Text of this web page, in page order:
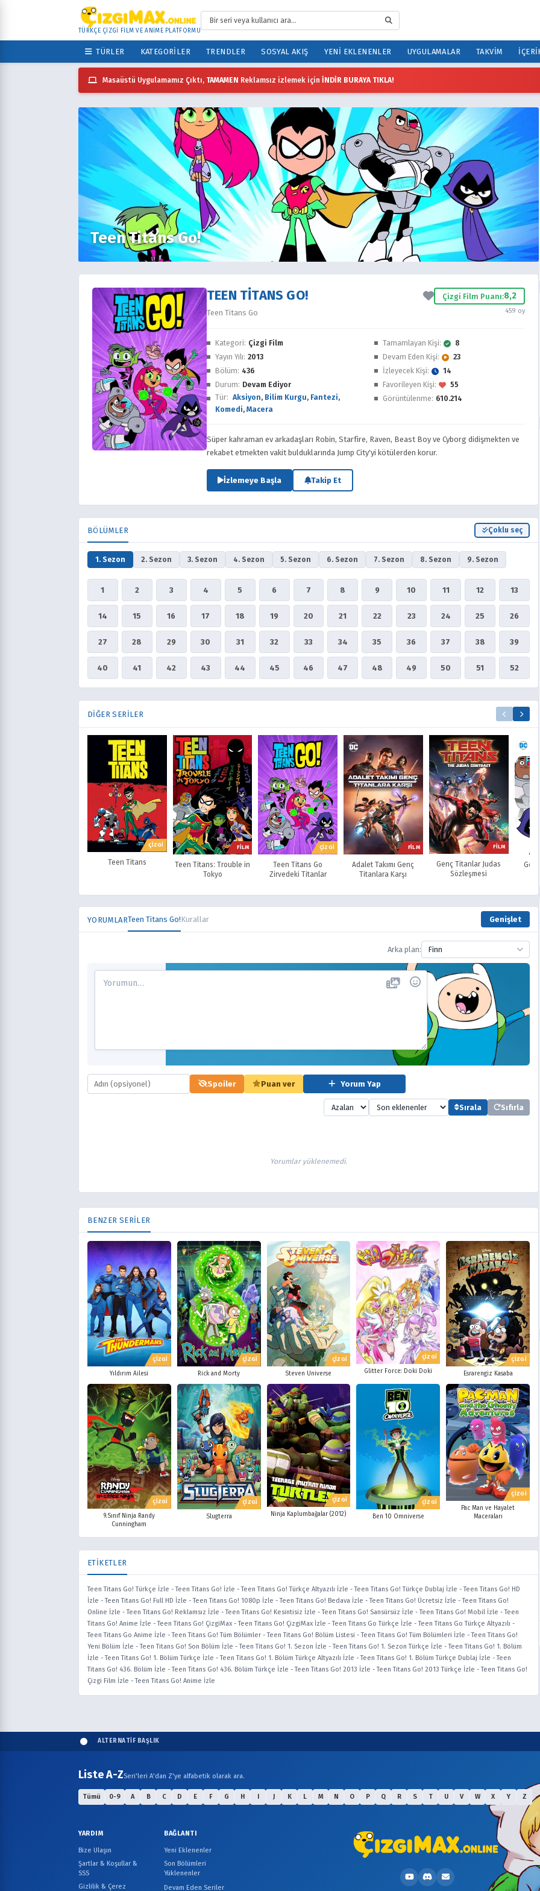
TÜRKÇE ÇİZGİ FİLM VE ANİME PLATFORMU
TÜRLER KATEGORILER TRENDLER SOSYAL AKIŞ YENI EKLENENLER UYGULAMALAR TAKVIM
Masaüstü Uygulamamız Çıktı, TAMAMEN Reklamsız izlemek için İNDİR BURAYA TIKLA!
Teen Titans Go!
TEEN TITANS GO!
Teen Titans Go
Çizgi Film Puanı:8,2
459 oy
Kategori: Çizgi Film
Yayın Yılı: 2013
Bölüm: 436
Durum: Devam Ediyor
Tür: Aksiyon, Bilim Kurgu, Fantezi,
Komedi, Macera
Tamamlayan Kişi:
8
Devam Eden Kişi:
23
İzleyecek Kişi:
14
Favorileyen Kişi:
55
Görüntülenme: 610.214
Süper kahraman ev arkadaşları Robin, Starfire, Raven, Beast Boy ve Cyborg didişmekten ve
rekabet etmekten vakit bulduklarında Jump City'yi kötülerden korur.
İzlemeye Başla Takip Et
BÖLÜMLER Çoklu seç
1. Sezon 2. Sezon 3. Sezon 4. Sezon 5. Sezon 6. Sezon 7. Sezon 8. Sezon 9. Sezon
1 2 3 4 5 6 7 8 9 10 11 12 13
14 15 16 17 18 19 20 21 22 23 24 25 26
27 28 29 30 31 32 33 34 35 36 37 38 39
40 41 42 43 44 45 46 47 48 49 50 51 52
DIĞER SERILER
ÇİZGİ
Teen Titans
FİLM
Teen Titans: Trouble in
Tokyo
ÇİZGİ
Teen Titans Go
Zirvedeki Titanlar
FİLM
Adalet Takımı Genç
Titanlara Karşı
FİLM
Genç Titanlar Judas
Sözleşmesi
YORUMLARTeen Titans Go!Kurallar Genişlet
Arka plan: Finn
Spoiler Puan ver Yorum Yap
Sırala Sıfırla
Yorumlar yüklenemedi.
BENZER SERİLER
ÇİZGİ
Yıldırım Ailesi
ÇİZGİ
Rick and Morty
ÇİZGİ
Steven Universe
ÇİZGİ
Glitter Force: Doki Doki
ÇİZGİ
Esrarengiz Kasaba
ÇİZGİ
9.Sınıf Ninja Randy
Cunningham
ÇİZGİ
Slugterra
ÇİZGİ
Ninja Kaplumbağalar (2012)
ÇİZGİ
Ben 10 Omniverse
ÇİZGİ
Pac Man ve Hayalet
Maceraları
ETİKETLER
Teen Titans Go! Türkçe İzle -Teen Titans Go! İzle -Teen Titans Go! Türkçe Altyazılı İzle -Teen Titans Go! Türkçe Dublaj İzle -Teen Titans Go! HD
İzle -Teen Titans Go! Full HD İzle -Teen Titans Go! 1080p İzle -Teen Titans Go! Bedava İzle -Teen Titans Go! Ücretsiz İzle -Teen Titans Go!
Online İzle -Teen Titans Go! Reklamsız İzle -Teen Titans Go! Kesintisiz İzle -Teen Titans Go! Sansürsüz İzle -Teen Titans Go! Mobil İzle -Teen
Titans Go! Anime İzle -Teen Titans Go! ÇizgiMax -Teen Titans Go! ÇizgiMax İzle -Teen Titans Go Türkçe İzle -Teen Titans Go Türkçe Altyazılı -
Teen Titans Go Anime İzle -Teen Titans Go! Tüm Bölümler -Teen Titans Go! Bölüm Listesi -Teen Titans Go! Tüm Bölümleri İzle -Teen Titans Go!
Yeni Bölüm İzle -Teen Titans Go! Son Bölüm İzle -Teen Titans Go! 1. Sezon İzle -Teen Titans Go! 1. Sezon Türkçe İzle -Teen Titans Go! 1. Bölüm
İzle -Teen Titans Go! 1. Bölüm Türkçe İzle -Teen Titans Go! 1. Bölüm Türkçe Altyazılı İzle -Teen Titans Go! 1. Bölüm Türkçe Dublaj İzle -Teen
Titans Go! 436. Bölüm İzle -Teen Titans Go! 436. Bölüm Türkçe İzle -Teen Titans Go! 2013 İzle -Teen Titans Go! 2013 Türkçe İzle -Teen Titans Go!
Çizgi Film İzle -Teen Titans Go! Anime İzle
ALTERNATİF BAŞLIK
Liste A-ZSeri'leri A'dan Z'ye alfabetik olarak ara.
Tümü 0-9 A B C D E F G H I J K L M N O P Q R S T U V W X Y Z
YARDIM
Bize Ulaşın
Şartlar & Koşullar &
SSS
Gizlilik & Çerez
BAĞLANTI
Yeni Eklenenler
Son Bölümleri
Yüklenenler
Devam Eden Seriler